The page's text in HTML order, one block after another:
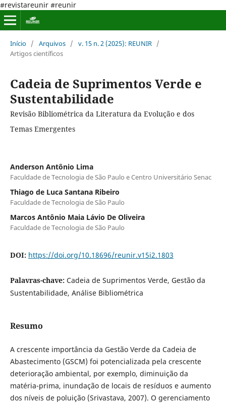
#revistareunir #reunir
Início / Arquivos / v. 15 n. 2 (2025): REUNIR /
Artigos científicos
Cadeia de Suprimentos Verde e
Sustentabilidade
Revisão Bibliométrica da Literatura da Evolução e dos
Temas Emergentes
Anderson Antônio Lima
Faculdade de Tecnologia de São Paulo e Centro Universitário Senac
Thiago de Luca Santana Ribeiro
Faculdade de Tecnologia de São Paulo
Marcos Antônio Maia Lávio De Oliveira
Faculdade de Tecnologia de São Paulo
DOI: https://doi.org/10.18696/reunir.v15i2.1803
Palavras-chave: Cadeia de Suprimentos Verde, Gestão da
Sustentabilidade, Análise Bibliométrica
Resumo
A crescente importância da Gestão Verde da Cadeia de
Abastecimento (GSCM) foi potencializada pela crescente
deterioração ambiental, por exemplo, diminuição da
matéria-prima, inundação de locais de resíduos e aumento
dos níveis de poluição (Srivastava, 2007). O gerenciamento